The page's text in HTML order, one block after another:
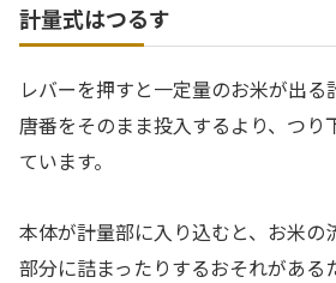
計量式はつるす
レバーを押すと一定量のお米が出
唐番をそのまま投入するより、つり
ています。
本体が計量部に入り込むと、お米の
部分に詰まったりするおそれがある